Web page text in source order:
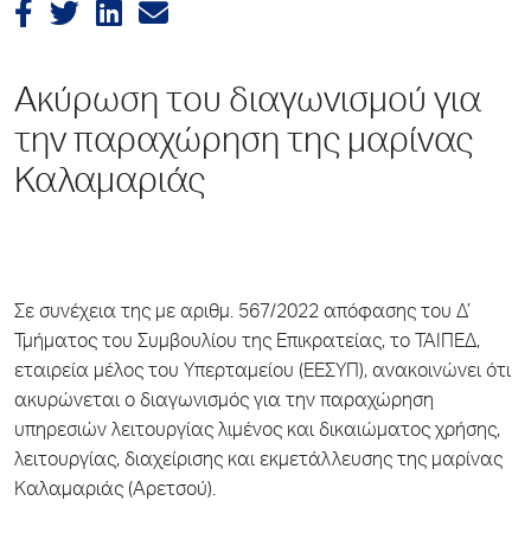
Ακύρωση του διαγωνισμού για
την παραχώρηση της μαρίνας
Καλαμαριάς
Σε συνέχεια της με αριθμ. 567/2022 απόφασης του Δ’
Τμήματος του Συμβουλίου της Επικρατείας, το ΤΑΙΠΕΔ,
εταιρεία μέλος του Υπερταμείου (ΕΕΣΥΠ), ανακοινώνει ότι
ακυρώνεται ο διαγωνισμός για την παραχώρηση
υπηρεσιών λειτουργίας λιμένος και δικαιώματος χρήσης,
λειτουργίας, διαχείρισης και εκμετάλλευσης της μαρίνας
Καλαμαριάς (Αρετσού).